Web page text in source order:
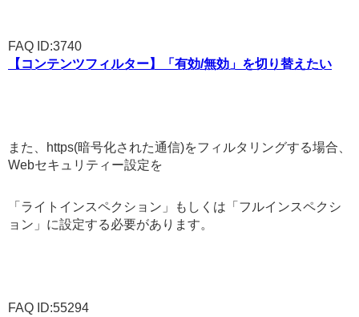
FAQ ID:3740
【コンテンツフィルター】「有効/無効」を切り替えたい
また、https(暗号化された通信)をフィルタリングする場合、
Webセキュリティー設定を
「ライトインスペクション」もしくは「フルインスペクシ
ョン」に設定する必要があります。
FAQ ID:55294